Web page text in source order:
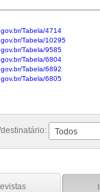
Tabela/4714
Tabela/10295
Tabela/9585
Tabela/6804
Tabela/6892
Tabela/6805
Todos